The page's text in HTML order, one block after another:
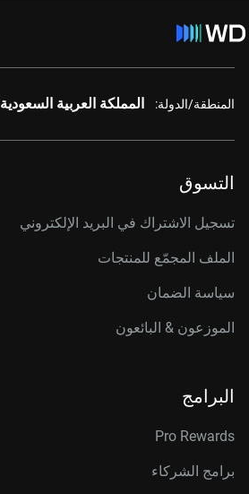
المنطقة/الدولة: المملكة العربية السعودية
التسوق
تسجيل الاشتراك في البريد الإلكتروني
الملف المجمّع للمنتجات
سياسة الضمان
الموزعون & البائعون
البرامج
Pro Rewards
برامج الشركاء